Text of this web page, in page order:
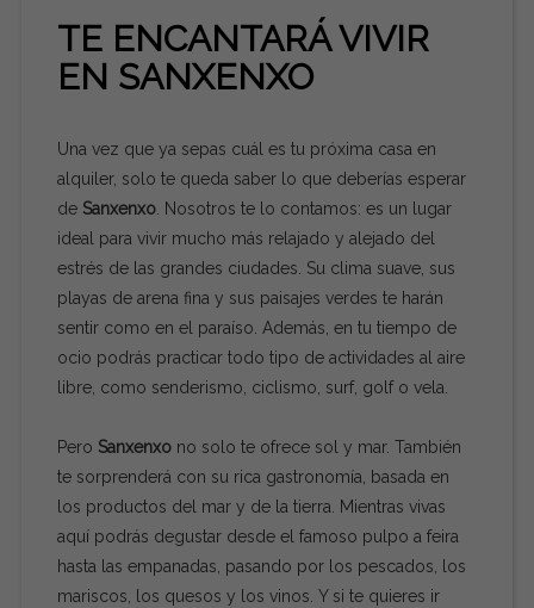
TE ENCANTARÁ VIVIR
EN SANXENXO
Una vez que ya sepas cuál es tu próxima casa en
alquiler, solo te queda saber lo que deberías esperar
de Sanxenxo. Nosotros te lo contamos: es un lugar
ideal para vivir mucho más relajado y alejado del
estrés de las grandes ciudades. Su clima suave, sus
playas de arena fina y sus paisajes verdes te harán
sentir como en el paraíso. Además, en tu tiempo de
ocio podrás practicar todo tipo de actividades al aire
libre, como senderismo, ciclismo, surf, golf o vela.
Pero Sanxenxo no solo te ofrece sol y mar. También
te sorprenderá con su rica gastronomía, basada en
los productos del mar y de la tierra. Mientras vivas
aquí podrás degustar desde el famoso pulpo a feira
hasta las empanadas, pasando por los pescados, los
mariscos, los quesos y los vinos. Y si te quieres ir